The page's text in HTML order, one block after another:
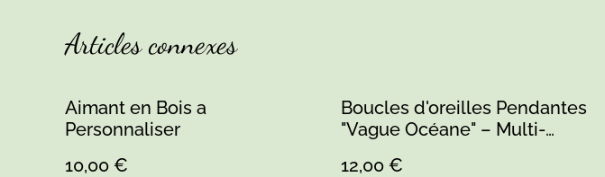
Articles connexes
Aimant en Bois a
Personnaliser
10,00 €
Boucles d'oreilles Pendantes
"Vague Océane" – Multi-
12,00 €